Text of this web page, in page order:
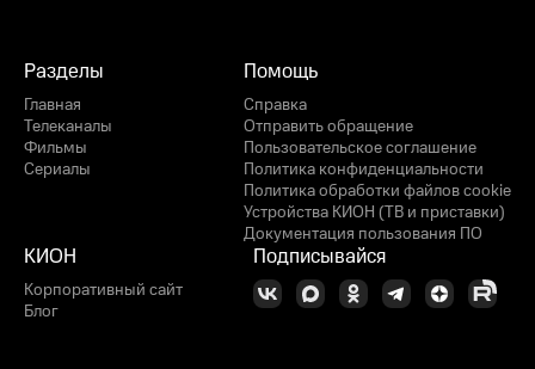
Разделы
Главная
Телеканалы
Фильмы
Сериалы
Помощь
Справка
Отправить обращение
Пользовательское соглашение
Политика конфиденциальности
Политика обработки файлов cookie
Устройства КИОН (ТВ и приставки)
Документация пользования ПО
КИОН
Корпоративный сайт
Блог
Подписывайся